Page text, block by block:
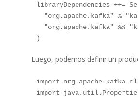
libraryDependencies ++=
"org.apache.kafka" %
"org.apache.kafka" %%
Luego, podemos definir un
import
import